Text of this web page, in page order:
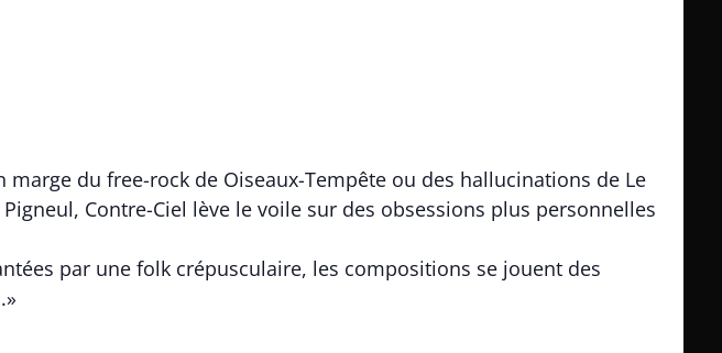
marge du free-rock de Oiseaux-Tempête ou des hallucinations de Le
Contre-Ciel lève le voile sur des obsessions plus personnelles
par une folk crépusculaire, les compositions se jouent des